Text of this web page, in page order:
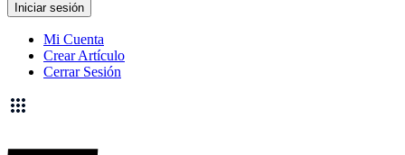
Iniciar sesión
Mi Cuenta
Crear Artículo
Cerrar Sesión